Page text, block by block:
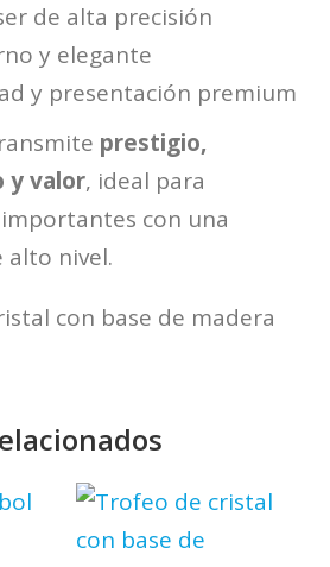
de alta precisión
y elegante
y presentación premium
prestigio,
y valor, ideal para
con una
alto nivel.